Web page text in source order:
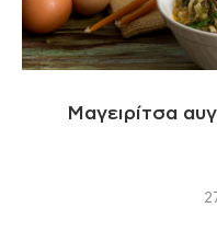
Μαγειρίτσα